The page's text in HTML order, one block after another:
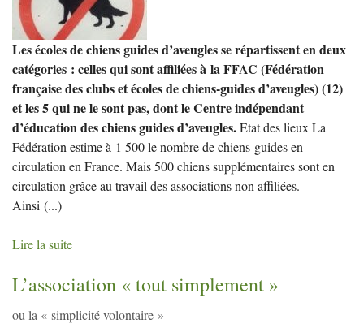
Les écoles de chiens guides d’aveugles se répartissent en deux
catégories : celles qui sont affiliées à la FFAC (Fédération
française des clubs et écoles de chiens-guides d’aveugles) (12)
et les 5 qui ne le sont pas, dont le Centre indépendant
d’éducation des chiens guides d’aveugles.Etat des lieux La
Fédération estime à 1 500 le nombre de chiens-guides en
circulation en France. Mais 500 chiens supplémentaires sont en
circulation grâce au travail des associations non affiliées.
Ainsi (...)
Lire la suite
L’association « tout simplement »
ou la « simplicité volontaire »